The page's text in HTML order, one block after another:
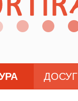
ДОСУГ